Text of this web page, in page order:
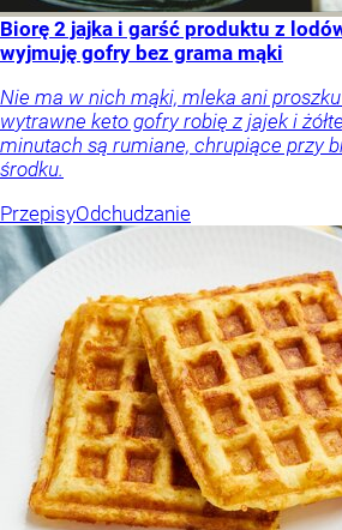
Biorę 2 jajka i garść produktu z
wyjmuję gofry bez grama mąki
Nie ma w nich mąki, mleka ani
wytrawne keto gofry robię z jajek i
minutach są rumiane, chrupiące przy
środku.
PrzepisyOdchudzanie